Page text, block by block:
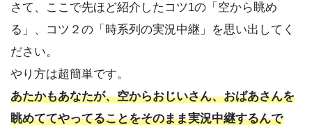
さて、ここで先ほど紹介したコツ1の「空から眺め
る」、コツ２の「時系列の実況中継」を思い出してく
ださい。
やり方は超簡単です。
あたかもあなたが、空からおじいさん、おばあさんを
眺めててやってることをそのまま実況中継するんで